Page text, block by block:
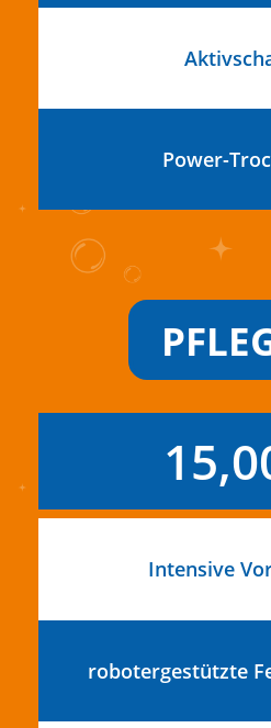
Power-
Intensive
robotergestützte